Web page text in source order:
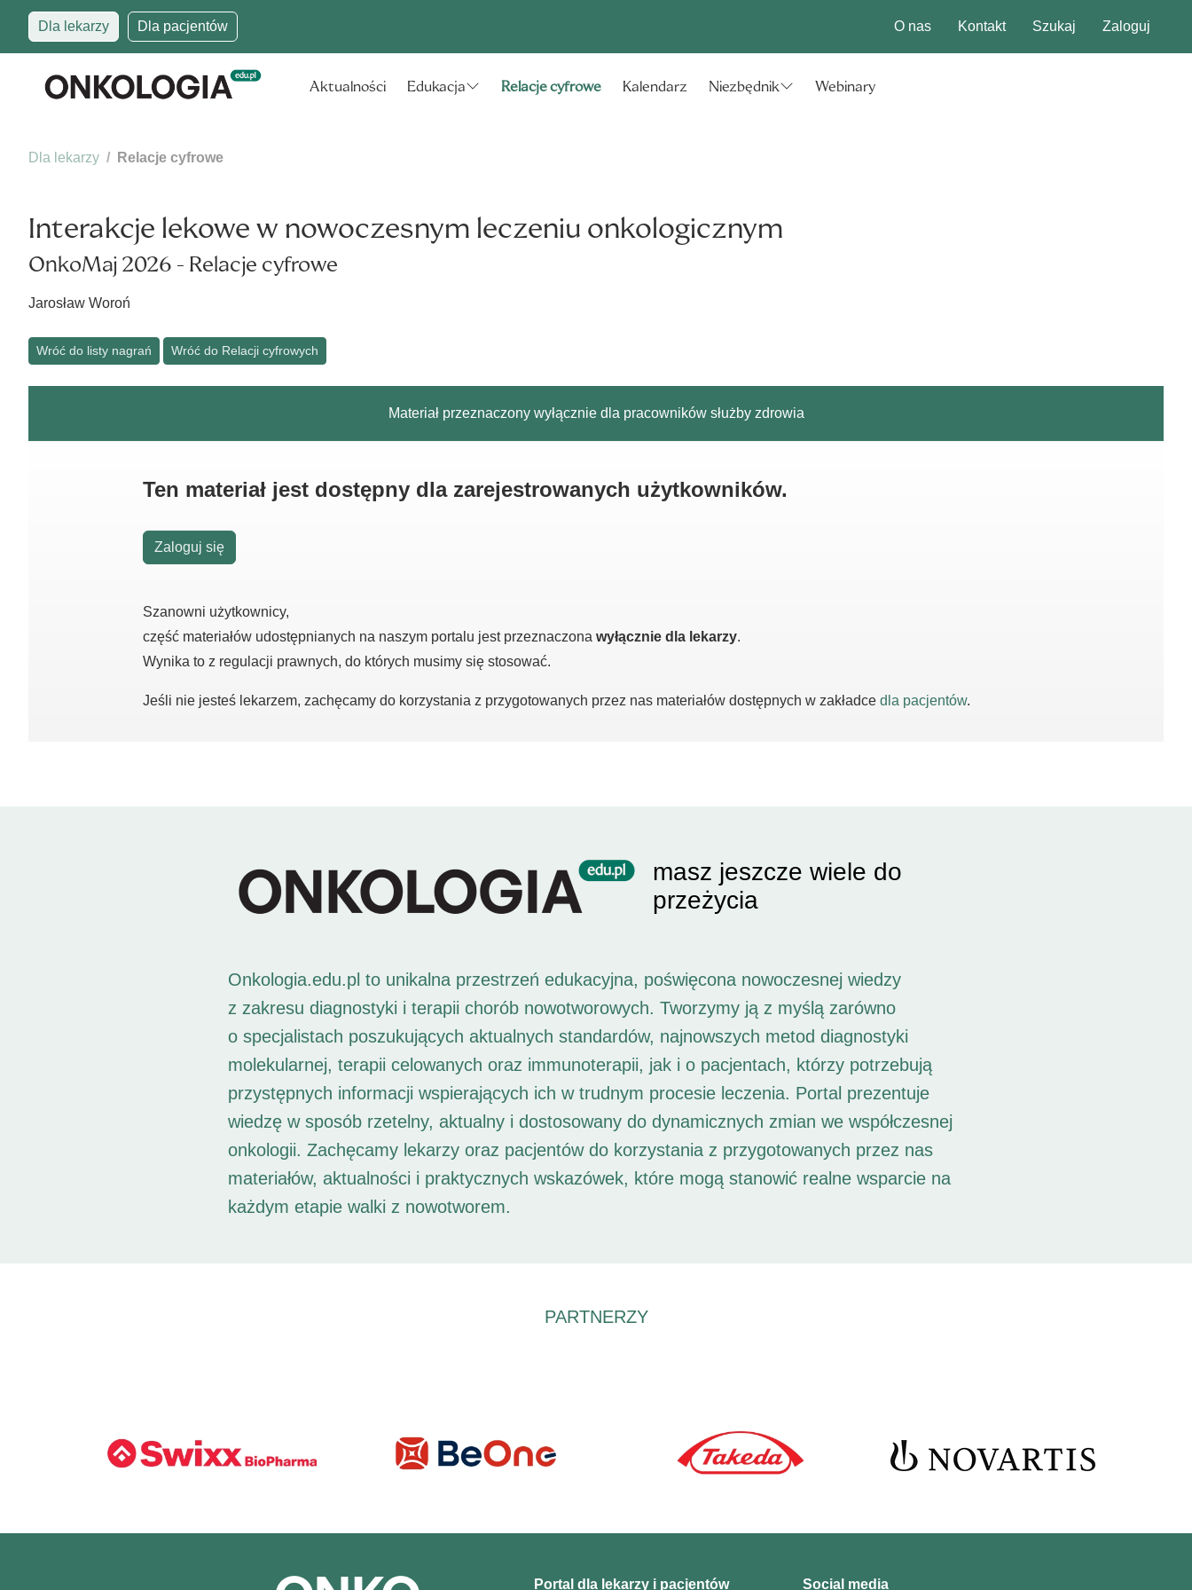
Dla lekarzy Dla pacjentów O nas Kontakt Szukaj Zaloguj
Aktualności Edukacja Relacje cyfrowe Kalendarz Niezbędnik Webinary
Dla lekarzy Relacje cyfrowe
Interakcje lekowe w nowoczesnym leczeniu onkologicznym
OnkoMaj 2026 - Relacje cyfrowe
Jarosław Woroń
Wróć do listy nagrań Wróć do Relacji cyfrowych
Materiał przeznaczony wyłącznie dla pracowników służby zdrowia
Ten materiał jest dostępny dla zarejestrowanych użytkowników.
Zaloguj się
Szanowni użytkownicy,
część materiałów udostępnianych na naszym portalu jest przeznaczona wyłącznie dla lekarzy.
Wynika to z regulacji prawnych, do których musimy się stosować.
Jeśli nie jesteś lekarzem, zachęcamy do korzystania z przygotowanych przez nas materiałów dostępnych w zakładce dla pacjentów.
masz jeszcze wiele do
przeżycia
Onkologia.edu.pl to unikalna przestrzeń edukacyjna, poświęcona nowoczesnej wiedzy
z zakresu diagnostyki i terapii chorób nowotworowych. Tworzymy ją z myślą zarówno
o specjalistach poszukujących aktualnych standardów, najnowszych metod diagnostyki
molekularnej, terapii celowanych oraz immunoterapii, jak i o pacjentach, którzy potrzebują
przystępnych informacji wspierających ich w trudnym procesie leczenia. Portal prezentuje
wiedzę w sposób rzetelny, aktualny i dostosowany do dynamicznych zmian we współczesnej
onkologii. Zachęcamy lekarzy oraz pacjentów do korzystania z przygotowanych przez nas
materiałów, aktualności i praktycznych wskazówek, które mogą stanowić realne wsparcie na
każdym etapie walki z nowotworem.
PARTNERZY
Portal dla lekarzy i pacjentów Social media